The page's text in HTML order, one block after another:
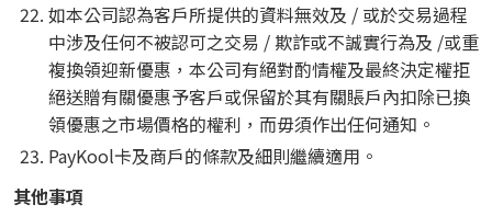
如本公司認為客戶所提供的資料無效及 / 或於交易過程
中涉及任何不被認可之交易 / 欺詐或不誠實行為及 /或重
複換領迎新優惠，本公司有絕對酌情權及最終決定權拒
絕送贈有關優惠予客戶或保留於其有關賬戶內扣除已換
領優惠之市場價格的權利，而毋須作出任何通知。
PayKool卡及商戶的條款及細則繼續適用。
其他事項